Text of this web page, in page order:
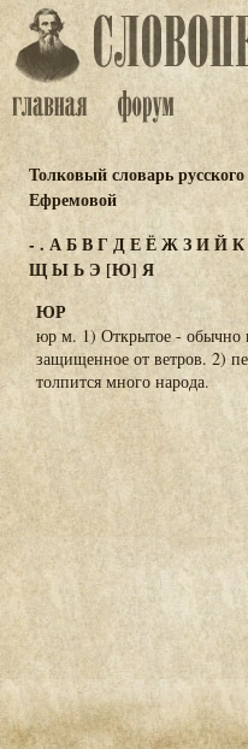
Толковый словарь
Ефремовой
- . АБВГДЕЁЖЗИЙК
ЩЫЬЭ [Ю] Я
ЮР
юр м. 1) Открытое - обычно
защищенное от ветров. 2)
толпится много народа.